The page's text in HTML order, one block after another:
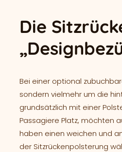
Die
Bei einer optional
sondern vielmehr um die
grundsätzlich mit einer
Passagiere Platz, möchten
haben einen weichen und
der Sitzrückenpolsterung